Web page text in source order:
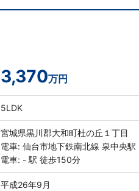
3,370万円
5LDK
宮城県黒川郡大和町杜の丘１丁目
電車: 仙台市地下鉄南北線 泉中央駅
電車: - 駅 徒歩150分
平成26年9月